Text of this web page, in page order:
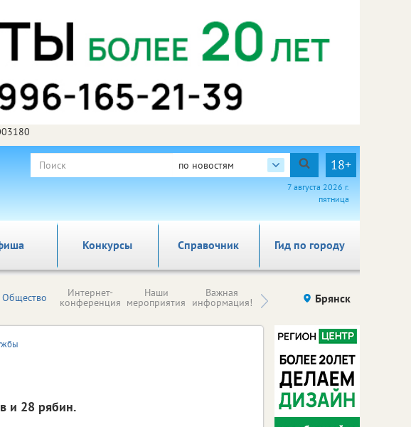
по новостям 18+
7 августа 2026 г.
пятница
Справочник Гид по городу
Конкурсы
Общество Интернет-
конференция
Наши
мероприятия
Важная
информация! Происшествия Здоровье
Брянск
и 28 рябин.